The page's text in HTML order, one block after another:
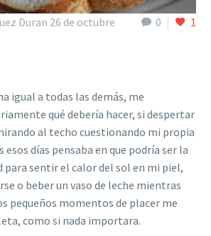
0 1
Duran 26 de octubre
igual a todas las demás, me
qué debería hacer, si despertar
al techo cuestionando mi propia
días pensaba en que podría ser la
sentir el calor del sol en mi piel,
o beber un vaso de leche mientras
pequeños momentos de placer me
como si nada importara.